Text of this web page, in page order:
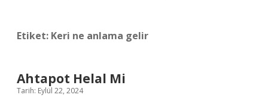
Etiket: Keri ne anlama gelir
Ahtapot Helal Mi
Tarih: Eylül 22, 2024